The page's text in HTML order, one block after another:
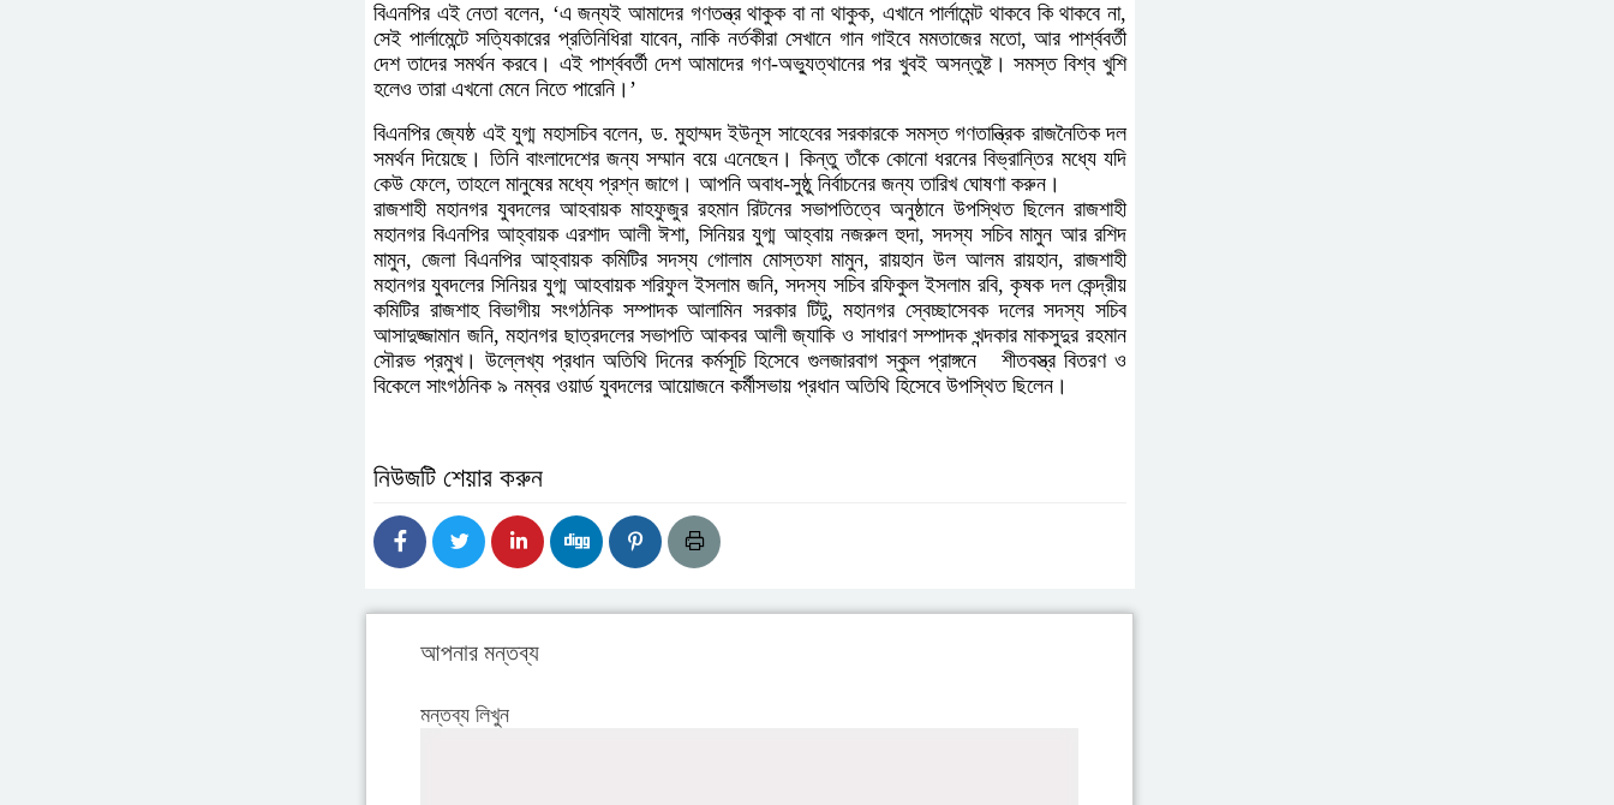
বিএনপির এই নেতা বলেন, ‘এ জন্যই আমাদের গণতন্ত্র থাকুক বা না থাকুক, এখানে পার্লামেন্ট থাকবে কি থাকবে না,
সেই পার্লামেন্টে সত্যিকারের প্রতিনিধিরা যাবেন, নাকি নর্তকীরা সেখানে গান গাইবে মমতাজের মতো, আর পার্শ্ববর্তী
দেশ তাদের সমর্থন করবে। এই পার্শ্ববর্তী দেশ আমাদের গণ-অভ্যুত্থানের পর খুবই অসন্তুষ্ট। সমস্ত বিশ্ব খুশি
হলেও তারা এখনো মেনে নিতে পারেনি।’
বিএনপির জ্যেষ্ঠ এই যুগ্ম মহাসচিব বলেন, ড. মুহাম্মদ ইউনূস সাহেবের সরকারকে সমস্ত গণতান্ত্রিক রাজনৈতিক দল
সমর্থন দিয়েছে। তিনি বাংলাদেশের জন্য সম্মান বয়ে এনেছেন। কিন্তু তাঁকে কোনো ধরনের বিভ্রান্তির মধ্যে যদি
কেউ ফেলে, তাহলে মানুষের মধ্যে প্রশ্ন জাগে। আপনি অবাধ-সুষ্ঠু নির্বাচনের জন্য তারিখ ঘোষণা করুন।
রাজশাহী মহানগর যুবদলের আহবায়ক মাহফুজুর রহমান রিটনের সভাপতিত্বে অনুষ্ঠানে উপস্থিত ছিলেন রাজশাহী
মহানগর বিএনপির আহ্বায়ক এরশাদ আলী ঈশা, সিনিয়র যুগ্ম আহ্বায় নজরুল হুদা, সদস্য সচিব মামুন আর রশিদ
মামুন, জেলা বিএনপির আহ্বায়ক কমিটির সদস্য গোলাম মোস্তফা মামুন, রায়হান উল আলম রায়হান, রাজশাহী
মহানগর যুবদলের সিনিয়র যুগ্ম আহবায়ক শরিফুল ইসলাম জনি, সদস্য সচিব রফিকুল ইসলাম রবি, কৃষক দল কেন্দ্রীয়
কমিটির রাজশাহ বিভাগীয় সংগঠনিক সম্পাদক আলামিন সরকার টিটু, মহানগর স্বেচ্ছাসেবক দলের সদস্য সচিব
আসাদুজ্জামান জনি, মহানগর ছাত্রদলের সভাপতি আকবর আলী জ্যাকি ও সাধারণ সম্পাদক খন্দকার মাকসুদুর রহমান
সৌরভ প্রমুখ। উল্লেখ্য প্রধান অতিথি দিনের কর্মসূচি হিসেবে গুলজারবাগ স্কুল প্রাঙ্গনে শীতবস্ত্র বিতরণ ও
বিকেলে সাংগঠনিক ৯ নম্বর ওয়ার্ড যুবদলের আয়োজনে কর্মীসভায় প্রধান অতিথি হিসেবে উপস্থিত ছিলেন।
নিউজটি শেয়ার করুন
আপনার মন্তব্য
মন্তব্য লিখুন